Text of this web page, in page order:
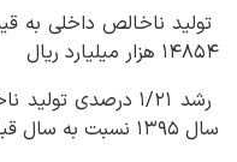
۱۴۸۵۴ هزار میلیارد ریال
رشد ۱/۲۱ درصدی
سال ۱۳۹۵ نسبت به سال قبل